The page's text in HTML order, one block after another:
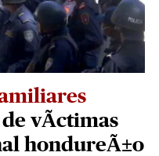
vÃ­ctimas
hondureÃ±o